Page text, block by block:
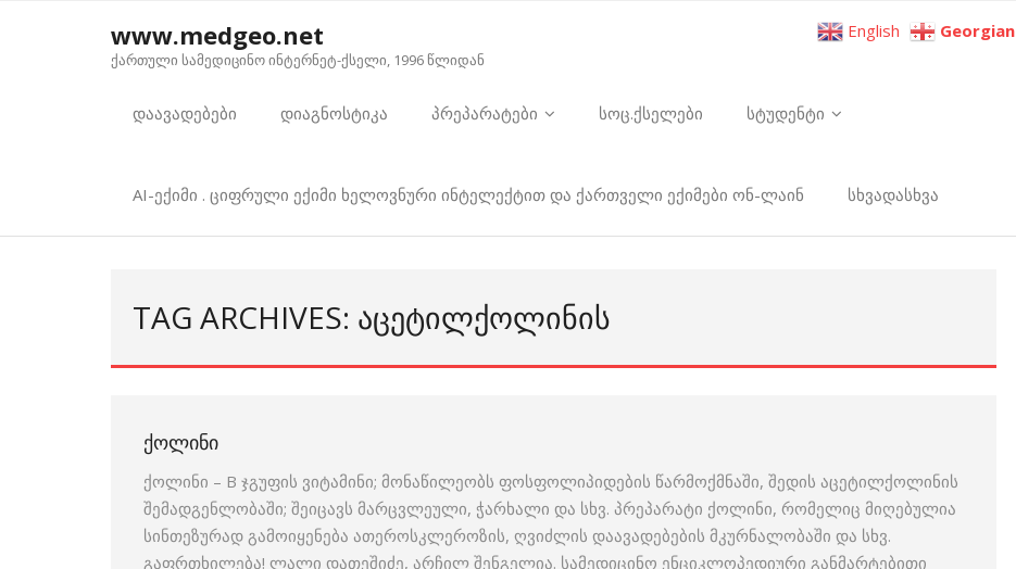
www.medgeo.net
ქართული სამედიცინო ინტერნეტ-ქსელი, 1996 წლიდან
დაავადებები დიაგნოსტიკა პრეპარატები სოც.ქსელები სტუდენტი
AI-ექიმი . ციფრული ექიმი ხელოვნური ინტელექტით და ქართველი ექიმები ონ-ლაინ სხვადასხვა
TAG ARCHIVES: ᲐᲪᲔᲢᲘᲚᲥᲝᲚᲘᲜᲘᲡ
ᲥᲝᲚᲘᲜᲘ
ქოლინი – B ჯგუფის ვიტამინი; მონაწილეობს ფოსფოლიპიდების წარმოქმნაში, შედის აცეტილქოლინის
შემადგენლობაში; შეიცავს მარცვლეული, ჭარხალი და სხვ. პრეპარატი ქოლინი, რომელიც მიღებულია
სინთეზურად გამოიყენება ათეროსკლეროზის, ღვიძლის დაავადებების მკურნალობაში და სხვ.
გაფრთხილება! ლალი დათეშიძე, არჩილ შენგელია. სამედიცინო ენციკლოპედიური განმარტებითი
English Georgian